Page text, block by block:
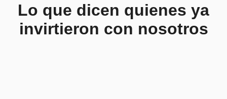
Lo que dicen quienes ya
invirtieron con nosotros